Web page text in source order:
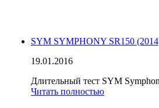
SYM SYMPHONY SR150
19.01.2016
Длительный тест SYM
Читать полностью